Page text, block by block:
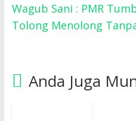
Wagub Sani : PMR
Tolong Menolong
Anda Juga